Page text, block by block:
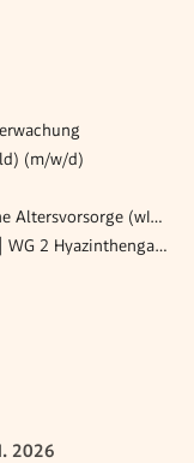
(m/w/d)
Zentrale Vertriebsunterstützung Betriebliche Altersvorsorge (wImId)
Sozialpädagog*in/Behindertenbetreuer*in | WG 2 Hyazinthengasse
2026